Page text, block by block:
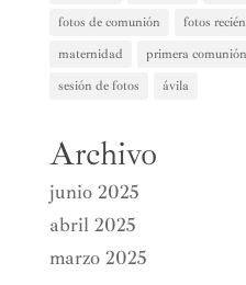
fotos de comunión
fotos
maternidad
primera comunión
sesión de fotos
ávila
Archivo
junio 2025
abril 2025
marzo 2025